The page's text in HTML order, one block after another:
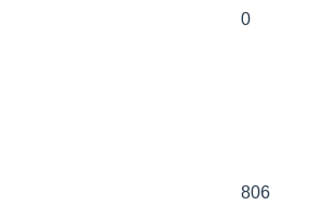
0
806